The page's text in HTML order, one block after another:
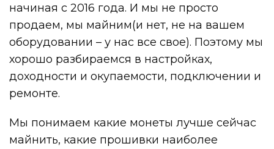
начиная с 2016 года. И мы не просто
продаем, мы майним(и нет, не на вашем
оборудовании – у нас все свое). Поэтому мы
хорошо разбираемся в настройках,
доходности и окупаемости, подключении и
ремонте.
Мы понимаем какие монеты лучше сейчас
майнить, какие прошивки наиболее